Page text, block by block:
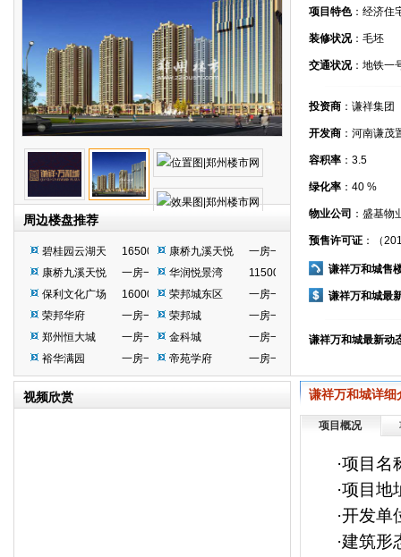
周边楼盘推荐
碧桂园云湖天 16500 康桥九溪天悦
一房一价
康桥九溪天悦
一房一价 华润悦景湾
11500
保利文化广场
16000 荣邦城东区
一房一价
荣邦华府
一房一价 荣邦城
一房一价
郑州恒大城
一房一价 金科城
一房一价
裕华满园
一房一价 帝苑学府 一房一价
项目特色：经济住
装修状况：毛坯
交通状况：地铁一
投资商 ：谦祥集团
开发商 ：河南谦茂
容积率 ：3.5
绿化率 ：40 %
物业公司 ：盛基物
预售许可证 ：（
谦祥万和城售
谦祥万和城最
谦祥万和城最新动
视频欣赏 谦祥万和城详细
项目概况
·项目
·项目
·开发
·建筑